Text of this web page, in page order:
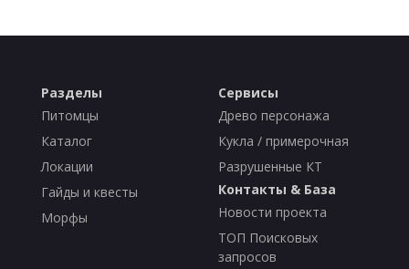
Разделы
Питомцы
Каталог
Локации
Гайды и квесты
Морфы
Сервисы
Древо персонажа
Кукла / примерочная
Разрушенные КТ
Контакты & База
Новости проекта
ТОП Поисковых
запросов